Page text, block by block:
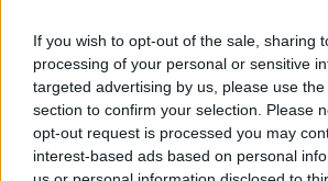
If you wish to opt-out of the sale, sharing
processing of your personal or sensitive
targeted advertising by us, please use
section to confirm your selection. Please
opt-out request is processed you may
interest-based ads based on personal
un’esperienza di approfondimento
verificata.
Modello AI supportato advertising
Gli editori sembrano apprezzare non
perché porta la rivoluzione dell’AI